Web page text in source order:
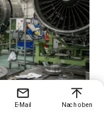
E-Mail Nach oben